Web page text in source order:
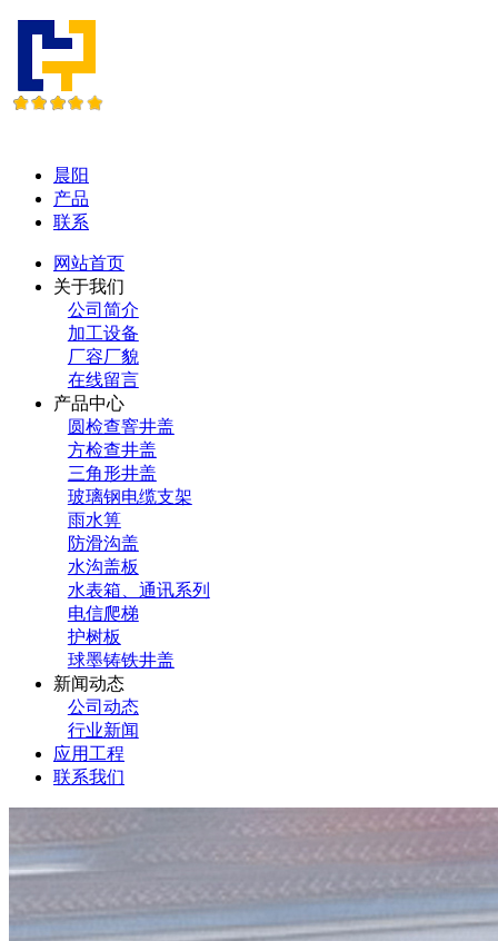
晨阳
产品
联系
网站首页
关于我们
公司简介
加工设备
厂容厂貌
在线留言
产品中心
圆检查窨井盖
方检查井盖
三角形井盖
玻璃钢电缆支架
雨水箅
防滑沟盖
水沟盖板
水表箱、通讯系列
电信爬梯
护树板
球墨铸铁井盖
新闻动态
公司动态
行业新闻
应用工程
联系我们